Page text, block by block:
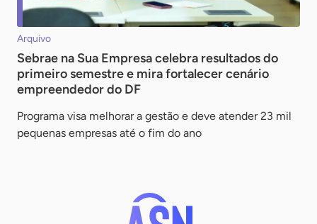
Arquivo
Sebrae na Sua Empresa celebra resultados do
primeiro semestre e mira fortalecer cenário
empreendedor do DF
Programa visa melhorar a gestão e deve atender 23 mil
pequenas empresas até o fim do ano